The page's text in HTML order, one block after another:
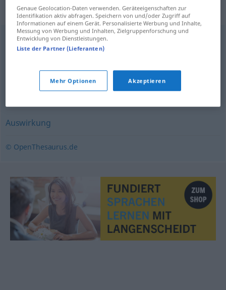
Synonyme für "Beeinflussung"
Manipulation,Suggestion
Wechselwirkung,Beeinträchtigung
Auswirkung
© OpenThesaurus.de
Genaue Geolocation-Daten verwenden. Geräteeigenschaften zur
Identifikation aktiv abfragen. Speichern von und/oder Zugriff auf
Informationen auf einem Gerät. Personalisierte Werbung und Inhalte,
Messung von Werbung und Inhalten, Zielgruppenforschung und
Entwicklung von Dienstleistungen.
Liste der Partner (Lieferanten)
Mehr Optionen Akzeptieren